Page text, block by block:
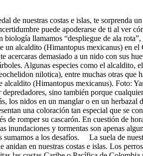
de nuestras costas e islas, te sorprenda
puede apoderarse de ti al ver
llamamos “despliegue de ala
alcaldito (Himantopus mexicanus) en
demasiado a un nido con sus
Algunas especies como el alcaldito,
nilotica), entre muchas otras que
(Himantopus mexicanus). Foto:
sino también porque
los nidos en un manglar o en un herbazal
una coloración tan especial que se
romper su cascarón. En cuestión de
y tormentas son apenas
a los desafíos. La suela de
en nuestras costas e islas. Los